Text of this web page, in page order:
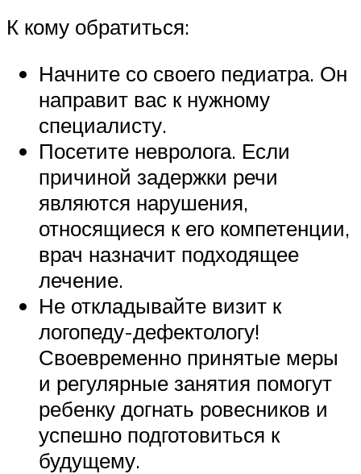
К кому обратиться:
Начните со своего педиатра. Он
направит вас к нужному
специалисту.
Посетите невролога. Если
причиной задержки речи
являются нарушения,
относящиеся к его компетенции,
врач назначит подходящее
лечение.
Не откладывайте визит к
логопеду-дефектологу!
Своевременно принятые меры
и регулярные занятия помогут
ребенку догнать ровесников и
успешно подготовиться к
будущему.